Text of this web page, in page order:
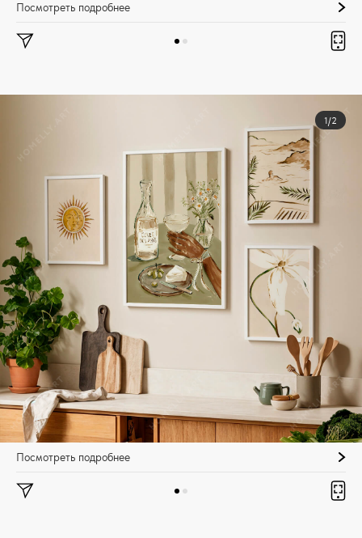
Посмотреть подробнее
1/2
Посмотреть подробнее